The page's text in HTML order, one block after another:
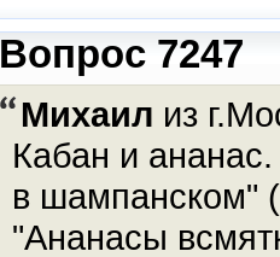
Вопрос 7247
Михаил из
Кабан и
в шампанском"
"Ананасы